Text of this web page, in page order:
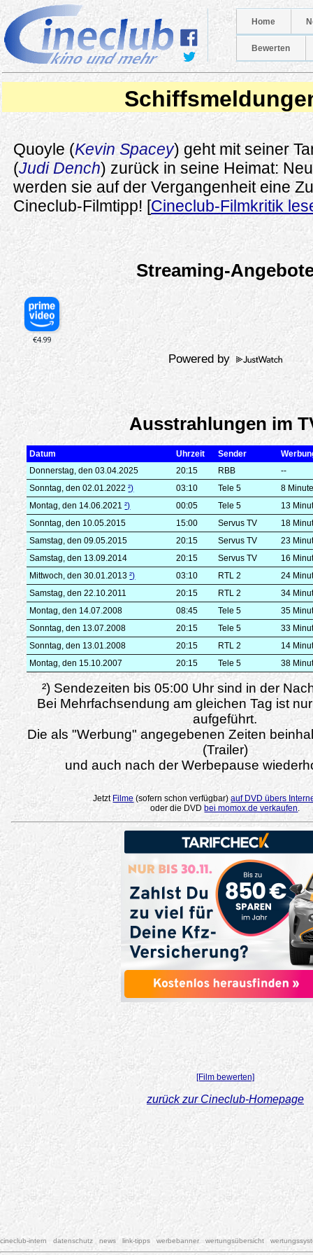
Home
Bewerten
Quoyle (Kevin Spacey) geht mit seiner
(Judi Dench) zurück in seine Heimat:
werden sie auf der Vergangenheit eine
Cineclub-Filmtipp! [Cineclub-Filmkritik
Streaming-
Powered by
Ausstrahlungen im
Datum Uhrzeit Sender
Donnerstag, den 03.04.2025
20:15 RBB
--
Sonntag, den 02.01.2022²) 03:10 Tele 5
8
Montag, den 14.06.2021²) 00:05 Tele 5
13
Sonntag, den 10.05.2015
15:00 Servus TV
18
Samstag, den 09.05.2015
20:15 Servus TV
23
Samstag, den 13.09.2014
20:15 Servus TV
16
Mittwoch, den 30.01.2013²) 03:10 RTL 2
24
Samstag, den 22.10.2011
20:15 RTL 2
34
Montag, den 14.07.2008
08:45 Tele 5
35
Sonntag, den 13.07.2008
20:15 Tele 5
33
Sonntag, den 13.01.2008
20:15 RTL 2
14
Montag, den 15.10.2007
20:15 Tele 5 38
²) Sendezeiten bis 05:00 Uhr sind in der
Bei Mehrfachsendung am gleichen Tag ist
aufgeführt.
Die als "Werbung" angegebenen Zeiten
(Trailer)
und auch nach der Werbepause
Jetzt Filme (sofern schon verfügbar)auf DVD übers
oder die DVD bei momox.de verkaufen.
[Film bewerten]
zurück zur Cineclub-Homepage
cineclub-intern datenschutz news link-tipps werbebanner wertungsübersicht